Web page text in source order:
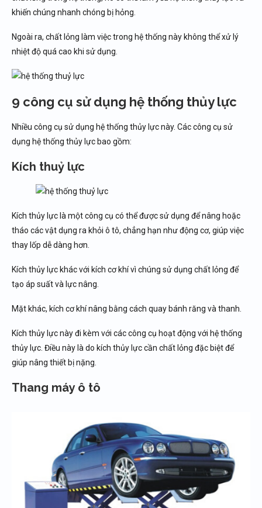
khiến chúng nhanh chóng bị hỏng.
Ngoài ra, chất lỏng làm việc trong hệ thống này không thể xử lý
nhiệt độ quá cao khi sử dụng.
9 công cụ sử dụng hệ thống thủy lực
Nhiều công cụ sử dụng hệ thống thủy lực này. Các công cụ sử
dụng hệ thống thủy lực bao gồm:
Kích thuỷ lực
Kích thủy lực là một công cụ có thể được sử dụng để nâng hoặc
tháo các vật dụng ra khỏi ô tô, chẳng hạn như động cơ, giúp việc
thay lốp dễ dàng hơn.
Kích thủy lực khác với kích cơ khí vì chúng sử dụng chất lỏng để
tạo áp suất và lực nâng.
Mặt khác, kích cơ khí nâng bằng cách quay bánh răng và thanh.
Kích thủy lực này đi kèm với các công cụ hoạt động với hệ thống
thủy lực. Điều này là do kích thủy lực cần chất lỏng đặc biệt để
giúp nâng thiết bị nặng.
Thang máy ô tô